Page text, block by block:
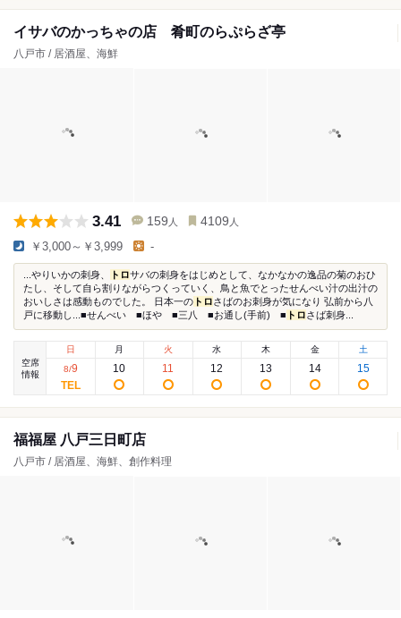
イサバのかっちゃの店 肴町のらぷらざ亭
八戸市 / 居酒屋、海鮮
3.41 159 人 4109 人
￥3,000～￥3,999 -
...やりいかの刺身、 トロサバの刺身をはじめとして、なかなかの逸品の菊のおひ
たし、そして自ら割りながらつくっていく、鳥と魚でとったせんべい汁の出汁の
おいしさは感動ものでした。 日本一の トロさばのお刺身が気になり 弘前から八
戸に移動し...■せんべい ■ほや ■三八 ■お通し(手前) ■ トロさば刺身...
空席
情報
日
8/9
月
10
火
11
水
12
木
13
金
14
土
15
福福屋 八戸三日町店
八戸市 / 居酒屋、海鮮、創作料理